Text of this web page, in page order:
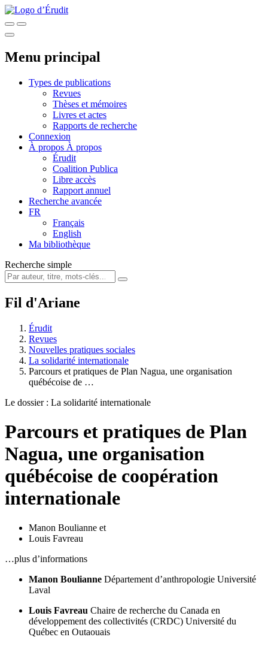
Menu principal
Types de publications
Revues
Thèses et mémoires
Livres et actes
Rapports de recherche
Connexion
À propos À propos
Érudit
Coalition Publica
Libre accès
Rapport annuel
Recherche avancée
FR
Français
English
Ma bibliothèque
Recherche simple
Fil d'Ariane
Érudit
Revues
Nouvelles pratiques sociales
La solidarité internationale
Parcours et pratiques de Plan Nagua, une organisation
québécoise de …
Le dossier : La solidarité internationale
Parcours et pratiques de Plan
Nagua, une organisation
québécoise de coopération
internationale
Manon Boulianne et
Louis Favreau
…plus d’informations
Manon Boulianne Département d’anthropologie Université
Laval
Louis Favreau Chaire de recherche du Canada en
développement des collectivités (CRDC) Université du
Québec en Outaouais